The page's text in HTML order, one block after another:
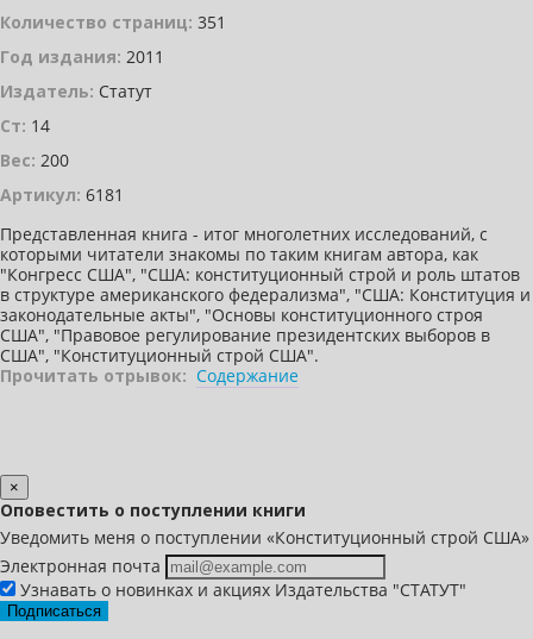
Количество страниц: 351
Год издания: 2011
Издатель: Статут
Ст: 14
Вес: 200
Артикул: 6181
Представленная книга - итог многолетних исследований, с
которыми читатели знакомы по таким книгам автора, как
"Конгресс США", "США: конституционный строй и роль штатов
в структуре американского федерализма", "США: Конституция и
законодательные акты", "Основы конституционного строя
США", "Правовое регулирование президентских выборов в
США", "Конституционный строй США".
Прочитать отрывок: Содержание
×
Оповестить о поступлении книги
Уведомить меня о поступлении «Конституционный строй США»
Электронная почта
Узнавать о новинках и акциях Издательства "СТАТУТ"
Подписаться